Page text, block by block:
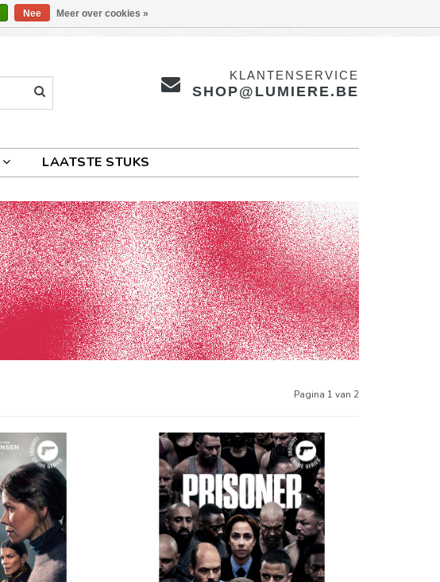
KLANTENSERVICE
SHOP@LUMIERE.BE
LAATSTE STUKS
Pagina 1 van 2
Nee Meer over cookies »